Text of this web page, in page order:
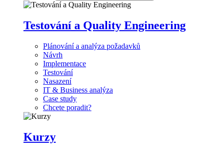
Testování a Quality Engineering
Plánování a analýza požadavků
Návrh
Implementace
Testování
Nasazení
IT & Business analýza
Case study
Chcete poradit?
Kurzy